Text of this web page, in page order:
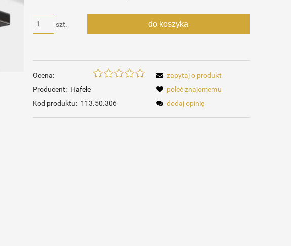
szt. do koszyka
Ocena:
Producent: Hafele
Kod produktu: 113.50.306
zapytaj o produkt
poleć znajomemu
dodaj opinię